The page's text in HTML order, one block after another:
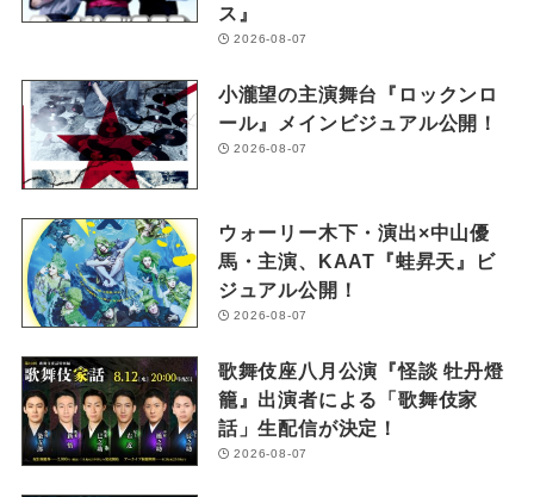
ス』
2026-08-07
小瀧望の主演舞台『ロックンロ
ール』メインビジュアル公開！
2026-08-07
ウォーリー木下・演出×中山優
馬・主演、KAAT『蛙昇天』ビ
ジュアル公開！
2026-08-07
歌舞伎座八月公演『怪談 牡丹燈
籠』出演者による「歌舞伎家
話」生配信が決定！
2026-08-07